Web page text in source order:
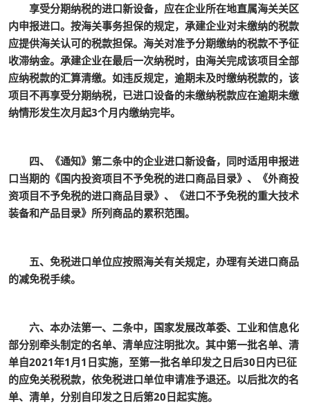
享受分期纳税的进口新设备，应在企业所在地直属海关关区
内申报进口。按海关事务担保的规定，承建企业对未缴纳的税款
应提供海关认可的税款担保。海关对准予分期缴纳的税款不予征
收滞纳金。承建企业在最后一次纳税时，由海关完成该项目全部
应纳税款的汇算清缴。如违反规定，逾期未及时缴纳税款的，该
项目不再享受分期纳税，已进口设备的未缴纳税款应在逾期未缴
纳情形发生次月起3个月内缴纳完毕。
四、《通知》第二条中的企业进口新设备，同时适用申报进
口当期的《国内投资项目不予免税的进口商品目录》、《外商投
资项目不予免税的进口商品目录》、《进口不予免税的重大技术
装备和产品目录》所列商品的累积范围。
五、免税进口单位应按照海关有关规定，办理有关进口商品
的减免税手续。
六、本办法第一、二条中，国家发展改革委、工业和信息化
部分别牵头制定的名单、清单应注明批次。其中第一批名单、清
单自2021年1月1日实施，至第一批名单印发之日后30日内已征
的应免关税税款，依免税进口单位申请准予退还。以后批次的名
单、清单，分别自印发之日后第20日起实施。